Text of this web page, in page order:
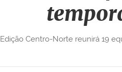
Edição Centro-Norte reunirá 19